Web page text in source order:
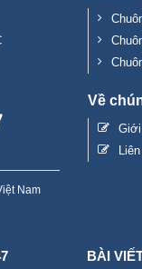
Nam
Về
BÀI